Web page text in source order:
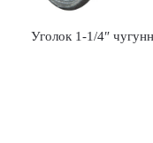
Уголок 1-1/4″